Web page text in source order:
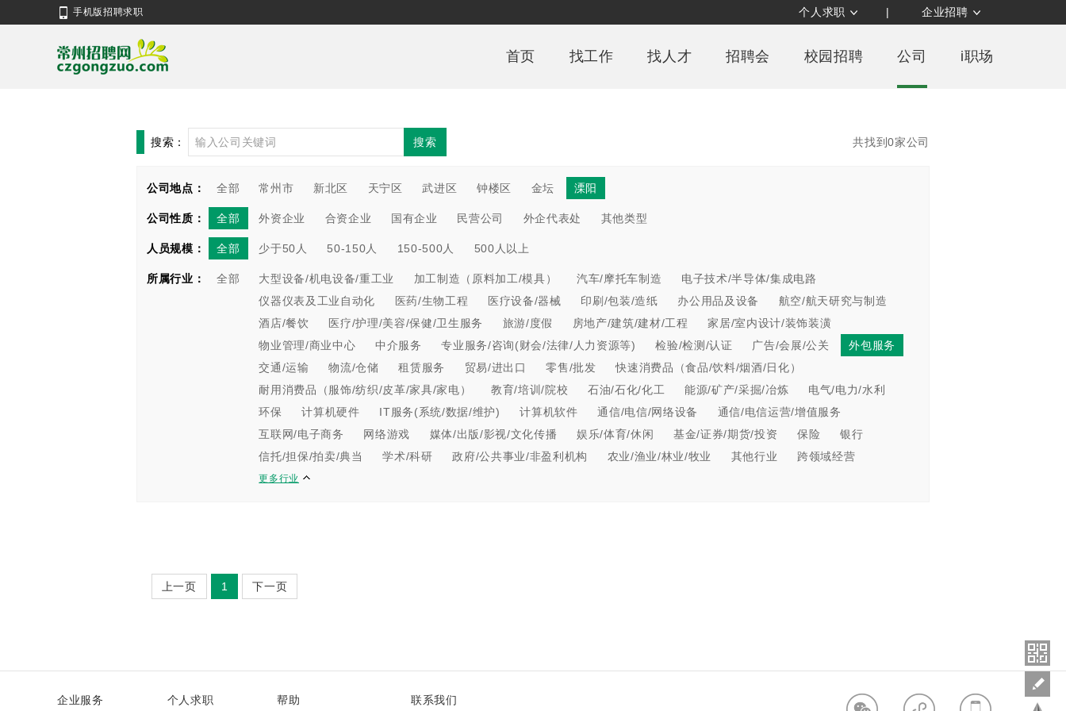
手机版招聘求职 个人求职 | 企业招聘
首页 找工作 找人才 招聘会 校园招聘 公司 i职场
搜索： 搜索 共找到0家公司
公司地点： 全部 常州市 新北区 天宁区 武进区 钟楼区 金坛 溧阳
公司性质： 全部 外资企业 合资企业 国有企业 民营公司 外企代表处 其他类型
人员规模： 全部 少于50人 50-150人 150-500人 500人以上
所属行业： 全部 大型设备/机电设备/重工业 加工制造（原料加工/模具） 汽车/摩托车制造
电子技术/半导体/集成电路
仪器仪表及工业自动化
医药/生物工程 医疗设备/器械 印刷/包装/造纸 办公用品及设备
航空/航天研究与制造
酒店/餐饮
医疗/护理/美容/保健/卫生服务 旅游/度假 房地产/建筑/建材/工程
家居/室内设计/装饰装潢
物业管理/商业中心
中介服务 专业服务/咨询(财会/法律/人力资源等) 检验/检测/认证 广告/会展/公关
外包服务
交通/运输
物流/仓储 租赁服务 贸易/进出口 零售/批发
快速消费品（食品/饮料/烟酒/日化）
耐用消费品（服饰/纺织/皮革/家具/家电）
教育/培训/院校 石油/石化/化工 能源/矿产/采掘/冶炼
电气/电力/水利
环保
计算机硬件 IT服务(系统/数据/维护) 计算机软件 通信/电信/网络设备
通信/电信运营/增值服务
互联网/电子商务
网络游戏 媒体/出版/影视/文化传播 娱乐/体育/休闲 基金/证券/期货/投资 保险
银行
信托/担保/拍卖/典当
学术/科研 政府/公共事业/非盈利机构 农业/渔业/林业/牧业 其他行业 跨领域经营
更多行业
上一页 1 下一页
企业服务 个人求职 帮助 联系我们